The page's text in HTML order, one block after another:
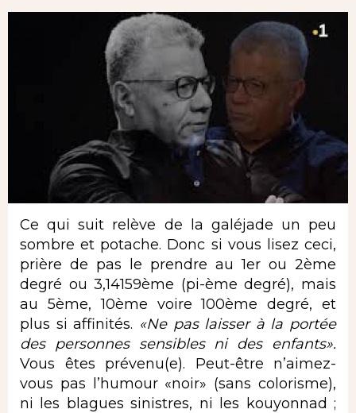
Ce qui suit relève de la galéjade un peu
sombre et potache. Donc si vous lisez ceci,
prière de pas le prendre au 1er ou 2ème
degré ou 3,14159ème (pi-ème degré), mais
au 5ème, 10ème voire 100ème degré, et
plus si affinités. «Ne pas laisser à la portée
des personnes sensibles ni des enfants».
Vous êtes prévenu(e). Peut-être n’aimez-
vous pas l’humour «noir» (sans colorisme),
ni les blagues sinistres, ni les kouyonnad ;